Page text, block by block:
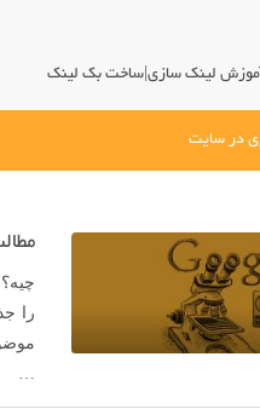
لینک سازی|ساخت بک لینک
در سایت
را
…